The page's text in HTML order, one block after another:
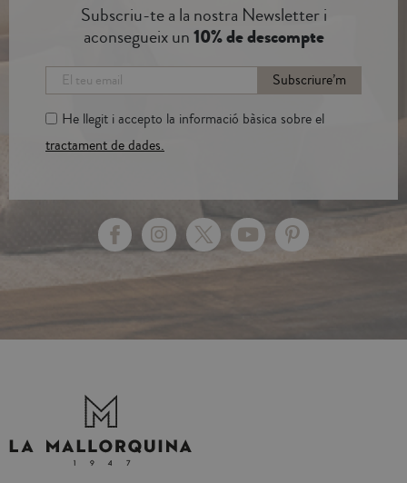
Subscriu-te a la nostra Newsletter i
aconsegueix un10% de descompte
Subscriure’m
He llegit i accepto la informació bàsica sobre el
tractament de dades.